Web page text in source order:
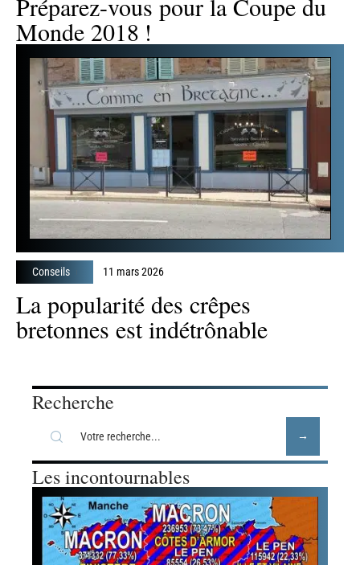
Conseils 11 mars 2026
Préparez-vous pour la Coupe du
Monde 2018 !
Conseils 11 mars 2026
La popularité des crêpes
bretonnes est indétrônable